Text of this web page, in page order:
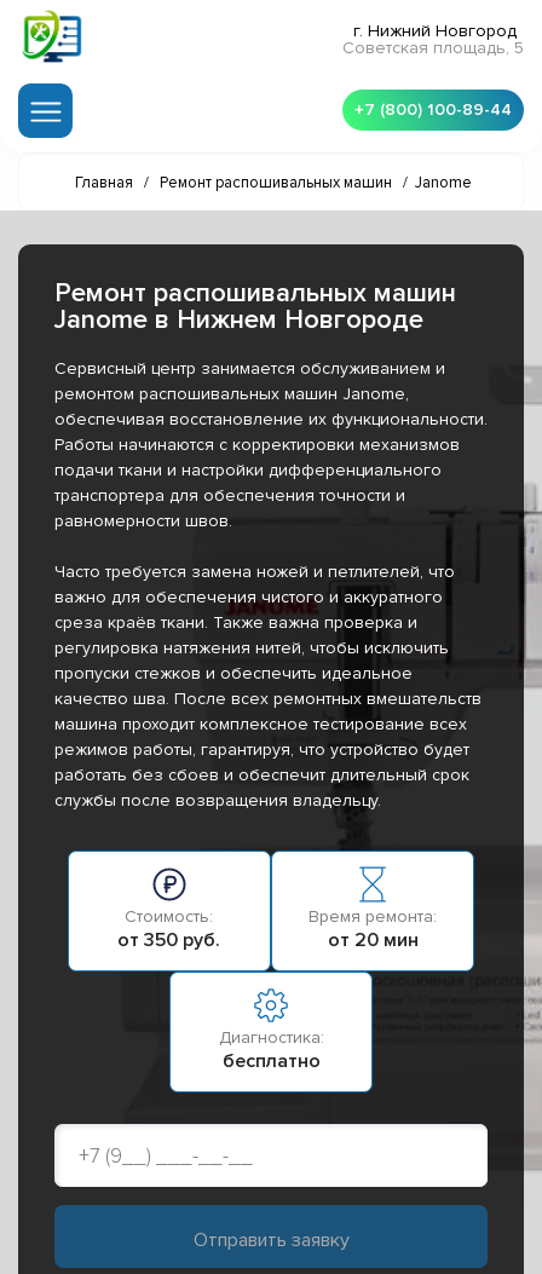
г. Нижний Новгород
Советская площадь, 5
+7 (800) 100-89-44
Главная / Ремонт распошивальных машин / Janome
Ремонт распошивальных машин
Janome в Нижнем Новгороде
Сервисный центр занимается обслуживанием и
ремонтом распошивальных машин Janome,
обеспечивая восстановление их функциональности.
Работы начинаются с корректировки механизмов
подачи ткани и настройки дифференциального
транспортера для обеспечения точности и
равномерности швов.
Часто требуется замена ножей и петлителей, что
важно для обеспечения чистого и аккуратного
среза краёв ткани. Также важна проверка и
регулировка натяжения нитей, чтобы исключить
пропуски стежков и обеспечить идеальное
качество шва. После всех ремонтных вмешательств
машина проходит комплексное тестирование всех
режимов работы, гарантируя, что устройство будет
работать без сбоев и обеспечит длительный срок
службы после возвращения владельцу.
Стоимость:
от 350 руб.
Время ремонта:
от 20 мин
Диагностика:
бесплатно